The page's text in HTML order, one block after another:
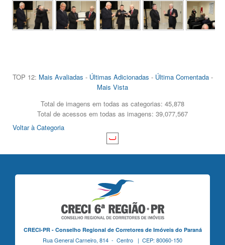
TOP 12: Mais Avaliadas - Últimas Adicionadas - Última Comentada-
Mais Vista
Total de imagens em todas as categorias: 45,878
Total de acessos em todas as imagens: 39,077,567
Voltar à Categoria
CRECI-PR - Conselho Regional de Corretores de Imóveis do Paraná
Rua General Carneiro, 814 - Centro | CEP: 80060-150